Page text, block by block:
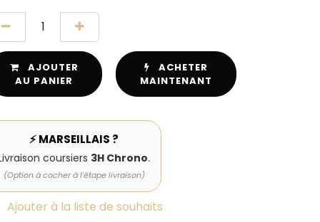
AJOUTER
AU PANIER
ACHETER
MAINTENANT
⚡ MARSEILLAIS ?
coursiers 3H Chrono.
(Option à cocher à l'étape livraison)
Ajouter à la liste de souhaits